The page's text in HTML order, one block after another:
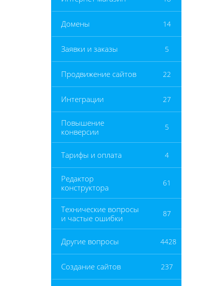
Домены 14
Заявки и заказы 5
Продвижение сайтов 22
Интеграции 27
Повышение
конверсии
5
Тарифы и оплата 4
Редактор
конструктора
61
Технические вопросы
и частые ошибки
87
Другие вопросы 4428
Создание сайтов 237